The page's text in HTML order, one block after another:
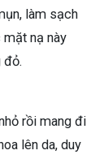
làm sạch
nạ này
đỏ.
rồi mang đi
lên da, duy